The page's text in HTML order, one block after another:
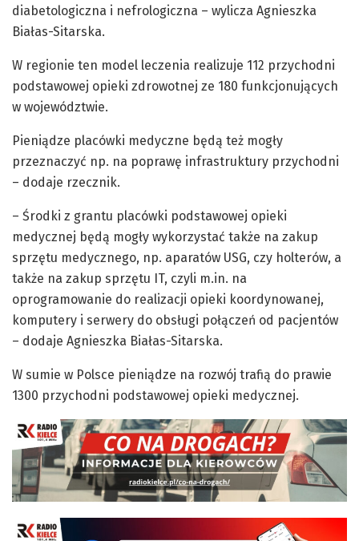
diabetologiczna i nefrologiczna – wylicza Agnieszka
Białas-Sitarska.
W regionie ten model leczenia realizuje 112 przychodni
podstawowej opieki zdrowotnej ze 180 funkcjonujących
w województwie.
Pieniądze placówki medyczne będą też mogły
przeznaczyć np. na poprawę infrastruktury przychodni
– dodaje rzecznik.
– Środki z grantu placówki podstawowej opieki
medycznej będą mogły wykorzystać także na zakup
sprzętu medycznego, np. aparatów USG, czy holterów, a
także na zakup sprzętu IT, czyli m.in. na
oprogramowanie do realizacji opieki koordynowanej,
komputery i serwery do obsługi połączeń od pacjentów
– dodaje Agnieszka Białas-Sitarska.
W sumie w Polsce pieniądze na rozwój trafią do prawie
1300 przychodni podstawowej opieki medycznej.